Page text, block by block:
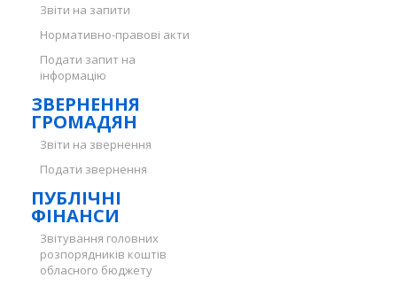
Звіти на запити
Нормативно-правові акти
Подати запит на
інформацію
ЗВЕРНЕННЯ
ГРОМАДЯН
Звіти на звернення
Подати звернення
ПУБЛІЧНІ
ФІНАНСИ
Звітування головних
розпорядників коштів
обласного бюджету